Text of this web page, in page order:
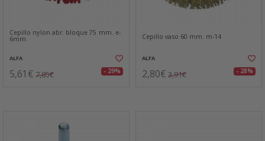
Cepillo nylon abr. bloque 75 mm. e-
6mm.
ALFA
5,61€ 7,85€ - 29%
Cepillo vaso 60 mm. m-14
ALFA
2,80€ 3,91€ - 28%